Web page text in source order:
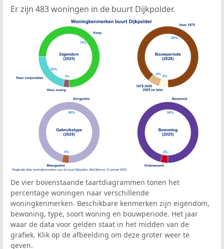
Er zijn 483 woningen in de buurt Dijkpolder.
De vier bovenstaande taartdiagrammen tonen het
percentage woningen naar verschillende
woningkenmerken. Beschikbare kenmerken zijn eigendom,
bewoning, type, soort woning en bouwperiode. Het jaar
waar de data voor gelden staat in het midden van de
grafiek. Klik op de afbeelding om deze groter weer te
geven.